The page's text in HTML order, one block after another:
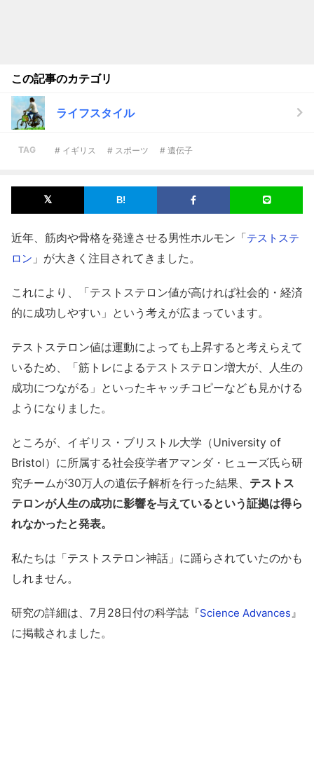
この記事のカテゴリ
ライフスタイル
TAG # イギリス # スポーツ # 遺伝子
近年、筋肉や骨格を発達させる男性ホルモン「テストステ
ロン 」が大きく注目されてきました。
これにより、「テストステロン値が高ければ社会的・経済
的に成功しやすい」という考えが広まっています。
テストステロン値は運動によっても上昇すると考えらえて
いるため、「筋トレによるテストステロン増大が、人生の
成功につながる」といったキャッチコピーなども見かける
ようになりました。
ところが、イギリス・ブリストル大学（University of
Bristol）に所属する社会疫学者アマンダ・ヒューズ氏ら研
究チームが30万人の遺伝子解析を行った結果、 テストス
テロンが人生の成功に影響を与えているという証拠は得ら
れなかったと発表。
私たちは「テストステロン神話」に踊らされていたのかも
しれません。
研究の詳細は、7月28日付の科学誌『Science Advances』
に掲載されました。